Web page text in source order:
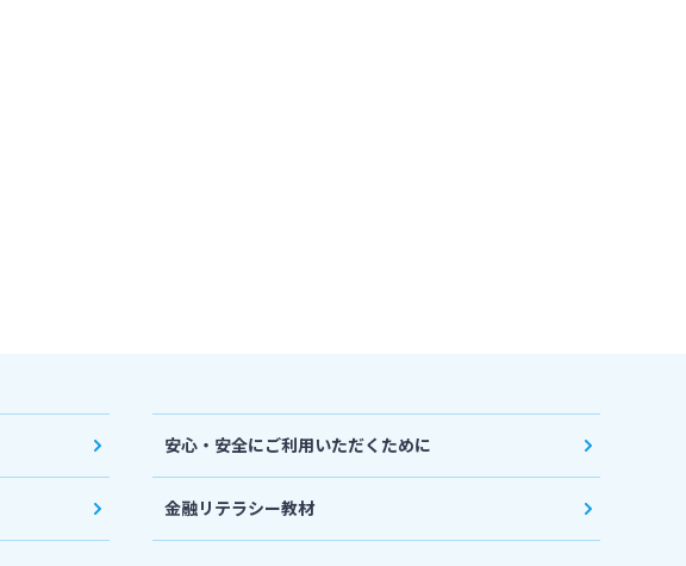
安心・安全にご利用いただくために
金融リテラシー教材